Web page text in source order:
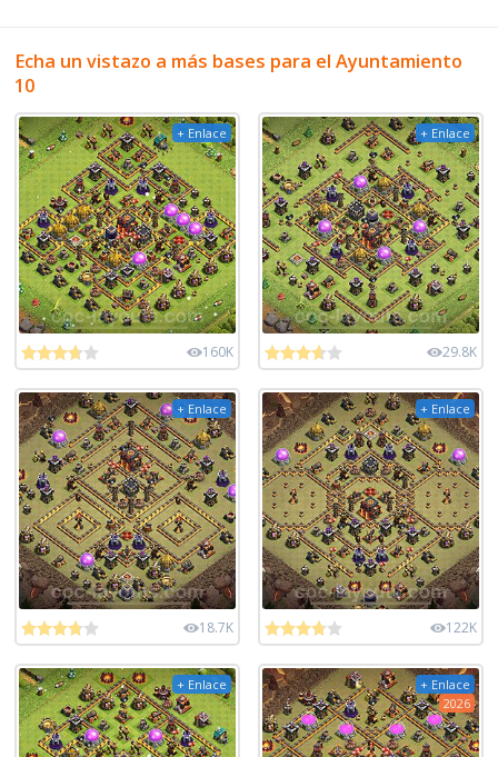
Echa un vistazo a más bases para el Ayuntamiento
10
+ Enlace
160K
+ Enlace
29.8K
+ Enlace
18.7K
+ Enlace
122K
+ Enlace
+ Enlace
2026